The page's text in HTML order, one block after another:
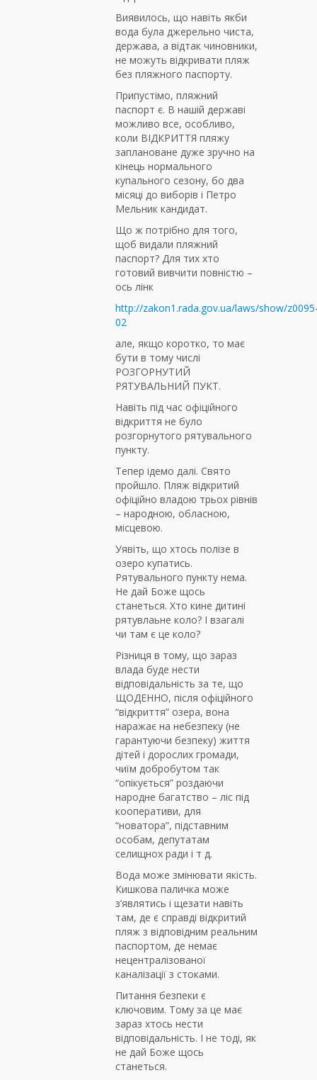
Виявилось, що навіть якби
вода була джерельно чиста,
держава, а відтак чиновники,
не можуть відкривати пляж
без пляжного паспорту.
Припустімо, пляжний
паспорт є. В нашій державі
можливо все, особливо,
коли ВІДКРИТТЯ пляжу
заплановане дуже зручно на
кінець нормального
купального сезону, бо два
місяці до виборів і Петро
Мельник кандидат.
Що ж потрібно для того,
щоб видали пляжний
паспорт? Для тих хто
готовий вивчити повністю –
ось лінк
http://zakon1.rada.gov.ua/laws/show/
02
але, якщо коротко, то має
бути в тому числі
РОЗГОРНУТИЙ
РЯТУВАЛЬНИЙ ПУКТ.
Навіть під час офіційного
відкриття не було
розгорнутого рятувального
пункту.
Тепер ідемо далі. Свято
пройшло. Пляж відкритий
офіційно владою трьох рівнів
– народною, обласною,
місцевою.
Уявіть, що хтось полізе в
озеро купатись.
Рятувального пункту нема.
Не дай Боже щось
станеться. Хто кине дитині
рятувлаьне коло? І взагалі
чи там є це коло?
Різниця в тому, що зараз
влада буде нести
відповідальність за те, що
ЩОДЕННО, після офіційного
“відкриття” озера, вона
наражає на небезпеку (не
гарантуючи безпеку) життя
дітей і дорослих громади,
чиїм добробутом так
“опікується” роздаючи
народне багатство – ліс під
кооперативи, для
“новатора”, підставним
особам, депутатам
селищнох ради і т д.
Вода може змінювати якість.
Кишкова паличка може
з’являтись і щезати навіть
там, де є справді відкритий
пляж з відповідним реальним
паспортом, де немає
нецентралізованої
каналізації з стоками.
Питання безпеки є
ключовим. Тому за це має
зараз хтось нести
відповідальність. І не тоді, як
не дай Боже щось
станеться.